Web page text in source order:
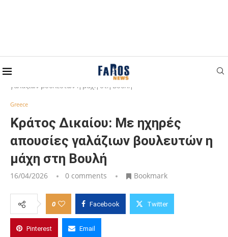
Home
Κράτος Δικαίου: Με ηχηρές απουσίες
γαλάζιων βουλευτών η μάχη στη Βουλή
Greece
Κράτος Δικαίου: Με ηχηρές
απουσίες γαλάζιων βουλευτών η
μάχη στη Βουλή
16/04/2026 0 comments Bookmark
0 Facebook Twitter
Pinterest Email